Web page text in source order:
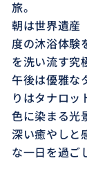
旅。
朝は世界遺産
度の沐浴体験
を洗い流す究
午後は優雅な
りはタナロッ
色に染まる光
深い癒やしと
な一日を過ご